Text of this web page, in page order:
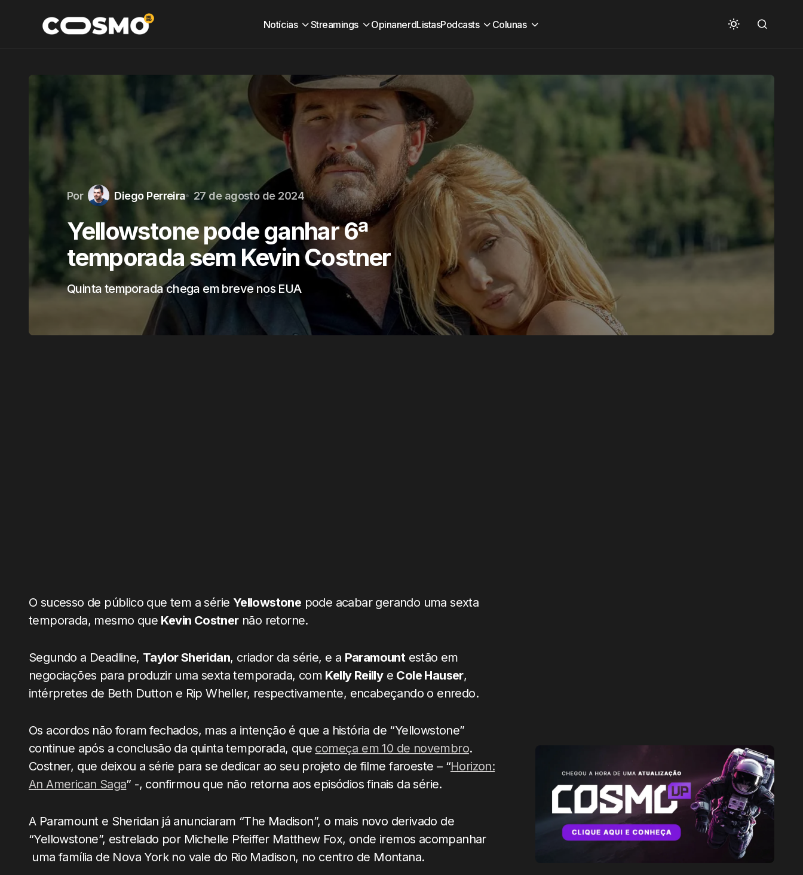
Notícias Streamings OpinanerdListasPodcasts Colunas
Por Diego Perreira 27 de agosto de 2024
Yellowstone pode ganhar 6ª
temporada sem Kevin Costner
Quinta temporada chega em breve nos EUA
O sucesso de público que tem a série Yellowstone pode acabar gerando uma sexta
temporada, mesmo que Kevin Costnernão retorne.
Segundo a Deadline, Taylor Sheridan, criador da série, e a Paramountestão em
negociações para produzir uma sexta temporada, com Kelly Reillye Cole Hauser,
intérpretes de Beth Dutton e Rip Wheller, respectivamente, encabeçando o enredo.
Os acordos não foram fechados, mas a intenção é que a história de “Yellowstone”
continue após a conclusão da quinta temporada, que começa em 10 de novembro.
Costner, que deixou a série para se dedicar ao seu projeto de filme faroeste – “Horizon:
An American Saga” -, confirmou que não retorna aos episódios finais da série.
A Paramount e Sheridan já anunciaram “The Madison”, o mais novo derivado de
“Yellowstone”, estrelado por Michelle Pfeiffer Matthew Fox, onde iremos acompanhar
uma família de Nova York no vale do Rio Madison, no centro de Montana.